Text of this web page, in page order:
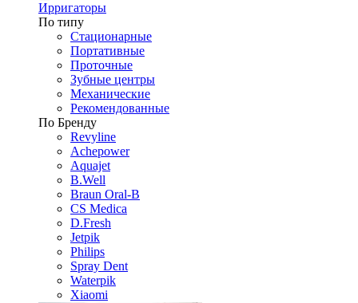
Ирригаторы
По типу
Стационарные
Портативные
Проточные
Зубные центры
Механические
Рекомендованные
По Бренду
Revyline
Achepower
Aquajet
B.Well
Braun Oral-B
CS Medica
D.Fresh
Jetpik
Philips
Spray Dent
Waterpik
Xiaomi